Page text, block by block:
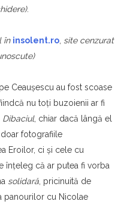
.
în insolent.ro site cenzurat
Ceauşescu au fost scoase
nu toţi buzoienii ar fi
Dibaciul, chiar dacă lângă el
doar fotografiile
Eroilor, ci şi cele cu
înţeleg că ar putea fi vorba
solidară , pricinuită de
panourilor cu Nicolae